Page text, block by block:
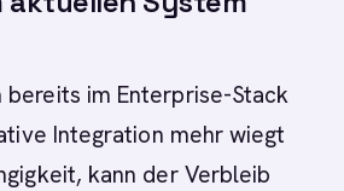
bereits im Enterprise-Stack
Integration mehr wiegt
kann der Verbleib